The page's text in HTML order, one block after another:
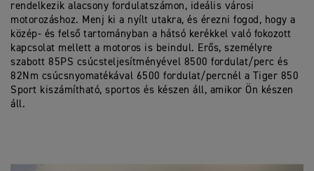
rendelkezik alacsony fordulatszámon, ideális városi
motorozáshoz. Menj ki a nyílt utakra, és érezni fogod, hogy a
közép- és felső tartományban a hátsó kerékkel való fokozott
kapcsolat mellett a motoros is beindul. Erős, személyre
szabott 85PS csúcsteljesítményével 8500 fordulat/perc és
82Nm csúcsnyomatékával 6500 fordulat/percnél a Tiger 850
Sport kiszámítható, sportos és készen áll, amikor Ön készen
áll.